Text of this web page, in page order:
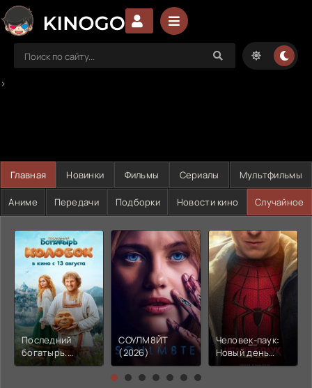
>
Главная Новинки Фильмы Сериалы Мультфильмы
Аниме Передачи Подборки Новости кино Случайное
Последний
богатырь.
Колобок (2026)
СОУЛМ8ЙТ
(2026)
Человек-паук:
Новый день
(2026)